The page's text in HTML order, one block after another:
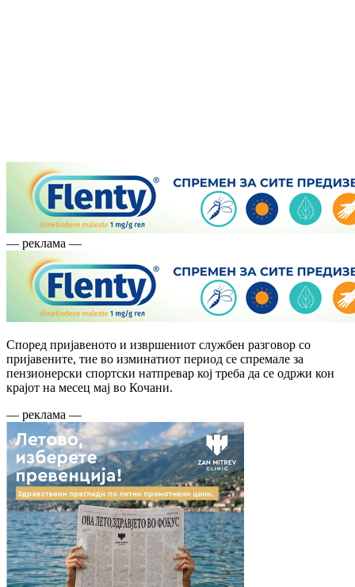
— реклама —
Според пријавеното и извршениот службен разговор со
пријавените, тие во изминатиот период се спремале за
пензионерски спортски натпревар кој треба да се одржи кон
крајот на месец мај во Кочани.
— реклама —